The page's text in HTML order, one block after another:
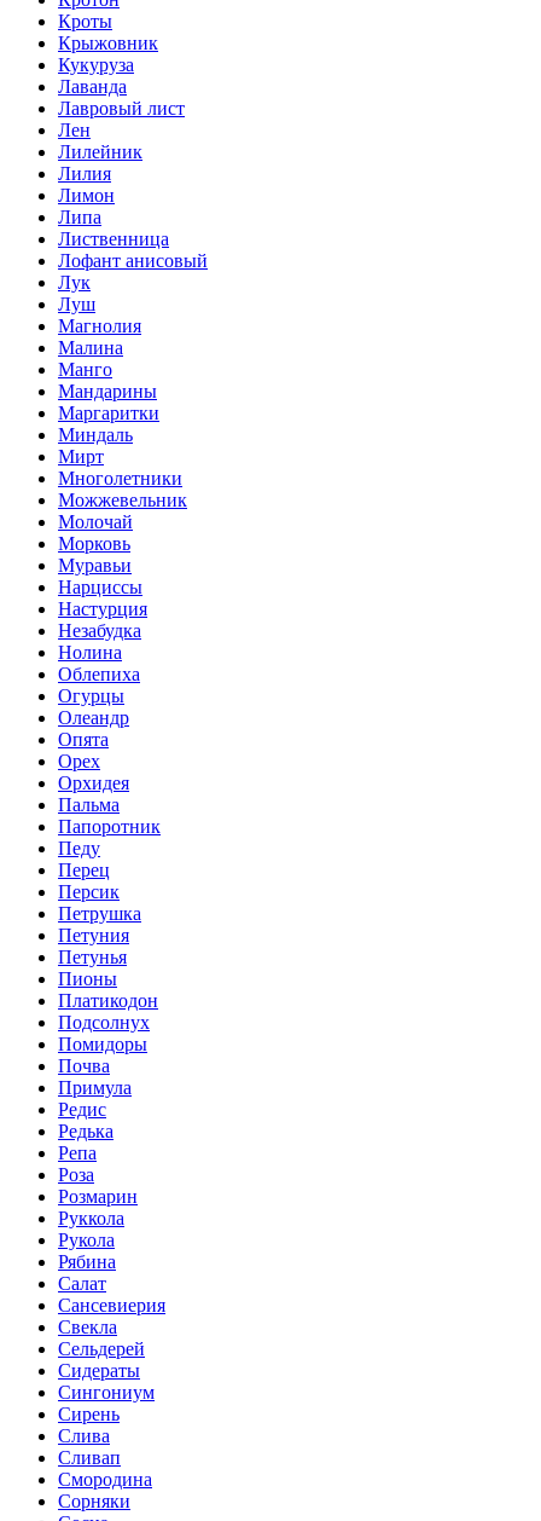
Кроты
Крыжовник
Кукуруза
Лаванда
Лавровый лист
Лен
Лилейник
Лилия
Лимон
Липа
Лиственница
Лофант анисовый
Лук
Луш
Магнолия
Малина
Манго
Мандарины
Маргаритки
Миндаль
Мирт
Многолетники
Можжевельник
Молочай
Морковь
Муравьи
Нарциссы
Настурция
Незабудка
Нолина
Облепиха
Огурцы
Олеандр
Опята
Орех
Орхидея
Пальма
Папоротник
Педу
Перец
Персик
Петрушка
Петуния
Петунья
Пионы
Платикодон
Подсолнух
Помидоры
Почва
Примула
Редис
Редька
Репа
Роза
Розмарин
Руккола
Рукола
Рябина
Салат
Сансевиерия
Свекла
Сельдерей
Сидераты
Сингониум
Сирень
Слива
Сливап
Смородина
Сорняки